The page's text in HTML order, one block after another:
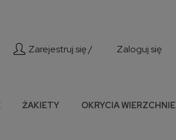
Zarejestruj się / Zaloguj się
ŻAKIETY OKRYCIA WIERZCHNIE